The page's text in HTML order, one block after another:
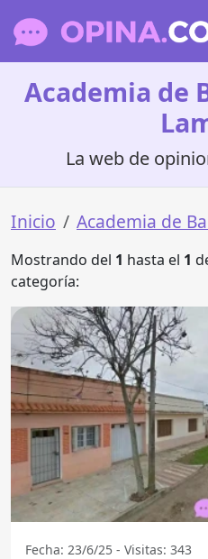
Academia de
La web de
Inicio Academia de
Mostrando del 1 hasta el 1
categoría:
Fecha: 23/6/25 - Visitas: 343